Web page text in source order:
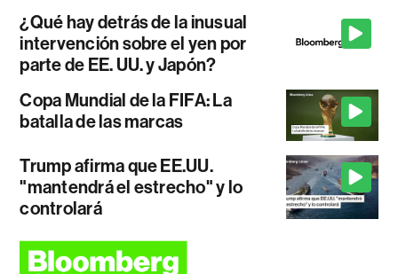
¿Qué hay detrás de la inusual
intervención sobre el yen por
parte de EE. UU. y Japón?
Copa Mundial de la FIFA: La
batalla de las marcas
Trump afirma que EE.UU.
"mantendrá el estrecho" y lo
controlará